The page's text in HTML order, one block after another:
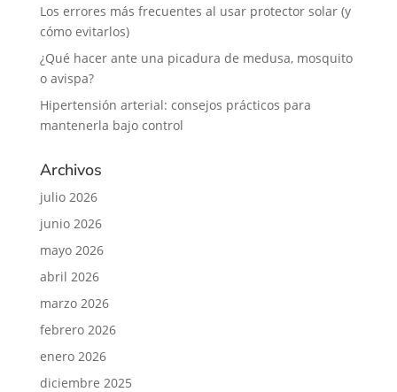
Los errores más frecuentes al usar protector solar (y
cómo evitarlos)
¿Qué hacer ante una picadura de medusa, mosquito
o avispa?
Hipertensión arterial: consejos prácticos para
mantenerla bajo control
Archivos
julio 2026
junio 2026
mayo 2026
abril 2026
marzo 2026
febrero 2026
enero 2026
diciembre 2025